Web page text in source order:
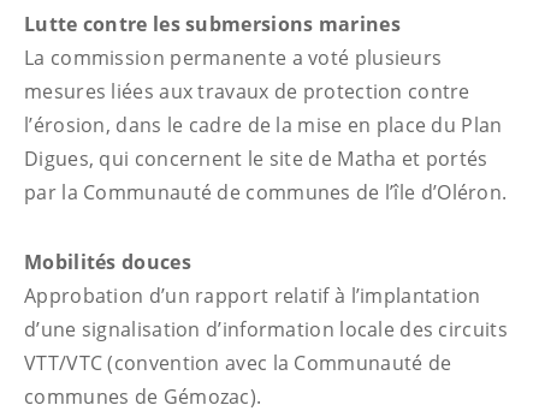
Lutte contre les submersions marines
La commission permanente a voté plusieurs
mesures liées aux travaux de protection contre
l’érosion, dans le cadre de la mise en place du Plan
Digues, qui concernent le site de Matha et portés
par la Communauté de communes de l’île d’Oléron.
Mobilités douces
Approbation d’un rapport relatif à l’implantation
d’une signalisation d’information locale des circuits
VTT/VTC (convention avec la Communauté de
communes de Gémozac).